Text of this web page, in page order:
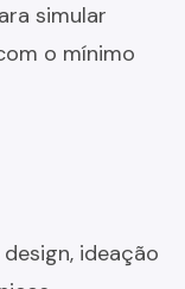
simular
o mínimo
ideação